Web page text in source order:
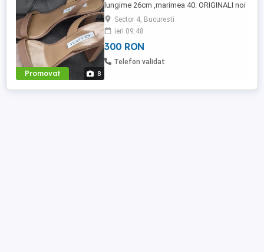
Promovat 8
lungime 26cm ,marimea 40. ORIGINALI noi
pret 500 lei. 2.Michael Kors toc 9 cm ,
lungime 26cm, mărimea 40.purtati o
singura data la un eveniment. pret 300 de
lei. 3.Salvadore Ferragamo, toc 8 cm,
lungime 26cm , marimea 40. purtati o
Sector 4, Bucuresti
ieri 09:48
300 RON
Telefon validat